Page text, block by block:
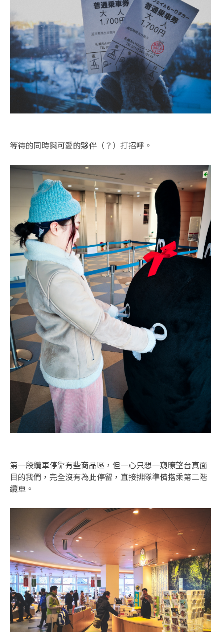
等待的同時與可愛的夥伴（？）打招呼。
第一段纜車停靠有些商品區，但一心只想一窺暸望台真面
目的我們，完全沒有為此停留，直接排隊準備搭乘第二階
纜車。